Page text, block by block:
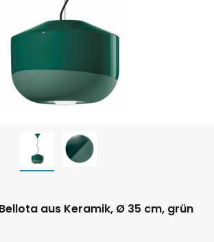
aus Keramik, Ø 35 cm, grün